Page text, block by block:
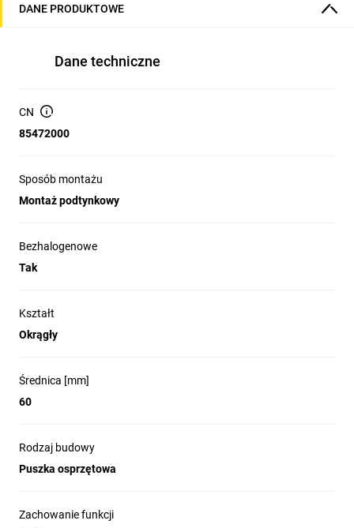
zewnętrzna produktu to 65 mm, zaś głębokość puszki wynosi 61
realizacji zamówień wysyłkowych to tylko jedna sztuka.
DANE PRODUKTOWE
Dane techniczne
CN
85472000
Sposób montażu
Montaż podtynkowy
Bezhalogenowe
Tak
Kształt
Okrągły
Średnica [mm]
60
Rodzaj budowy
Puszka osprzętowa
Zachowanie funkcji